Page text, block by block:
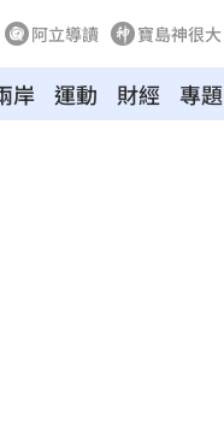
阿立導讀 寶島神很大
岸 運動 財經 專題